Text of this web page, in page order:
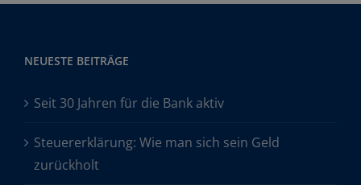
NEUESTE BEITRÄGE
Seit 30 Jahren für die Bank aktiv
Steuererklärung: Wie man sich sein Geld
zurückholt